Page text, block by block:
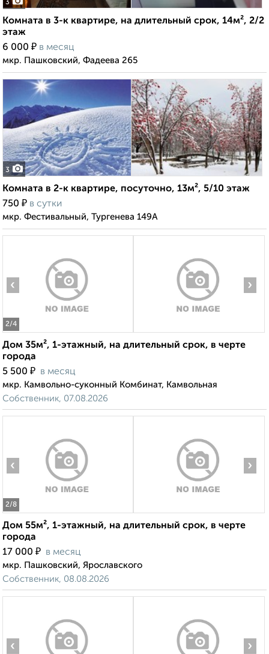
3
Комната в 3-к квартире, на длительный срок, 14м², 2/2
этаж
6 000 ₽ в месяц
мкр. Пашковский, Фадеева 265
3
Комната в 2-к квартире, посуточно, 13м², 5/10 этаж
750 ₽ в сутки
мкр. Фестивальный, Тургенева 149А
2/4
‹ ›
Дом 35м², 1-этажный, на длительный срок, в черте
города
5 500 ₽ в месяц
мкр. Камвольно-суконный Комбинат, Камвольная
Собственник, 07.08.2026
2/8
‹ ›
Дом 55м², 1-этажный, на длительный срок, в черте
города
17 000 ₽ в месяц
мкр. Пашковский, Ярославского
Собственник, 08.08.2026
‹ ›